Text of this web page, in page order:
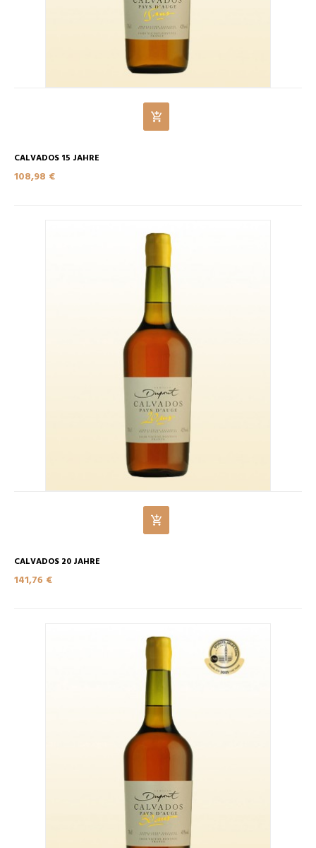
CALVADOS 15 JAHRE
108,98 €
CALVADOS 20 JAHRE
141,76 €